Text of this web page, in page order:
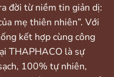
đời từ niềm tin giản dị:
mẹ thiên nhiên”. Với
kết hợp cùng công
THAPHACO là sự
100% tự nhiên,